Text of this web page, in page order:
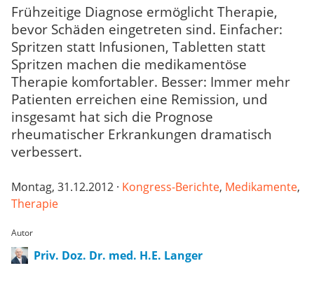
Frühzeitige Diagnose ermöglicht Therapie,
bevor Schäden eingetreten sind. Einfacher:
Spritzen statt Infusionen, Tabletten statt
Spritzen machen die medikamentöse
Therapie komfortabler. Besser: Immer mehr
Patienten erreichen eine Remission, und
insgesamt hat sich die Prognose
rheumatischer Erkrankungen dramatisch
verbessert.
Montag, 31.12.2012 · Kongress-Berichte, Medikamente,
Therapie
Autor
Priv. Doz. Dr. med. H.E. Langer